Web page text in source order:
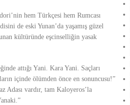
hem Türkçesi hem Rumcası
de eski Yunan’da yaşamış güzel
kültüründe eşcinselliğin yasak
attığı Yani. Kara Yani. Saçları
içinde ölümden önce en sonuncusu!”
Adası vardır, tam Kaloyeros’la